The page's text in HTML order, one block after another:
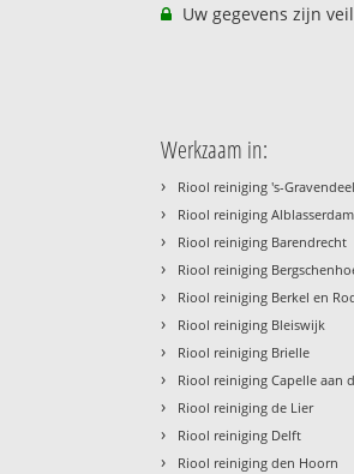
Uw gegevens zijn
Werkzaam in:
› Riool reiniging 's-Gravendeel
› Riool reiniging Alblasserdam
› Riool reiniging Barendrecht
› Riool reiniging
› Riool reiniging Berkel en
› Riool reiniging Bleiswijk
› Riool reiniging Brielle
› Riool reiniging Capelle aan
› Riool reiniging de Lier
› Riool reiniging Delft
› Riool reiniging den Hoorn